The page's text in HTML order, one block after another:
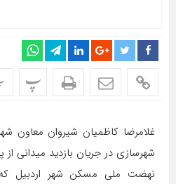
پ
غلامرضا کاظمیان شیروان معاون
شهرسازی در جریان بازدید میدانی
نهضت ملی مسکن شهر اردبیل